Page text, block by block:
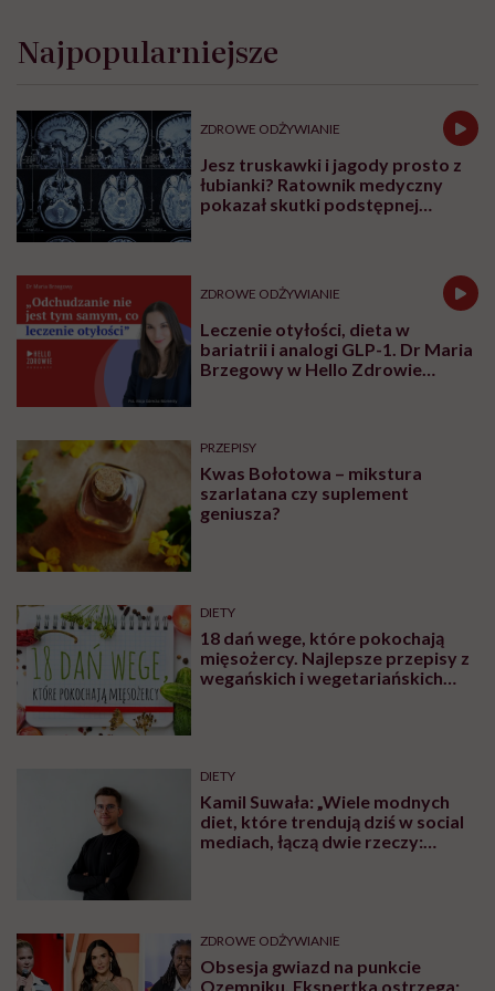
Najpopularniejsze
ZDROWE ODŻYWIANIE
Jesz truskawki i jagody prosto z
łubianki? Ratownik medyczny
pokazał skutki podstępnej
ZDROWE ODŻYWIANIE
Leczenie otyłości, dieta w
bariatrii i analogi GLP-1. Dr Maria
Brzegowy w Hello Zdrowie
PRZEPISY
Kwas Bołotowa – mikstura
szarlatana czy suplement
geniusza?
DIETY
18 dań wege, które pokochają
mięsożercy. Najlepsze przepisy z
wegańskich i wegetariańskich
DIETY
Kamil Suwała: „Wiele modnych
diet, które trendują dziś w social
mediach, łączą dwie rzeczy:
ZDROWE ODŻYWIANIE
Obsesja gwiazd na punkcie
Ozempiku. Ekspertka ostrzega: